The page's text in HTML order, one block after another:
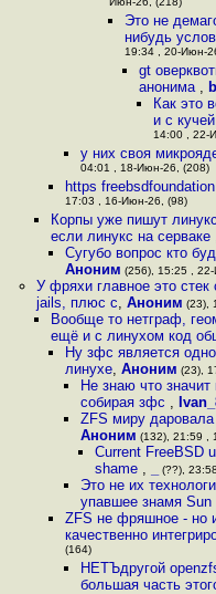
Июн-26, (218)
Это не
нибудь
19:34 , 20-Июн-
gt
анонима ,
Как это
и с
14:00 , 22-
у них своя
04:01 , 18-Июн-26, (208)
https
17:03 , 16-Июн-26, (98)
Корпы уже пишут
если линукс на серваке
Сугубо вопрос кто
Аноним (256), 15:25 ,
У фряхи главное это
jails, плюс с, Аноним (23),
Вообще то нетграф,
ещё и с линухом код
Ну зфс является
линухе,Аноним (23),
Не знаю что
собирая зфс ,
ZFS миру
Аноним (132), 21:59 ,
Current FreeBSD
shame , (??),
Это не их
упавшее знамя Sun
ZFS не фряшное - но
качественно
(164)
НЕТЪдругой
большая часть